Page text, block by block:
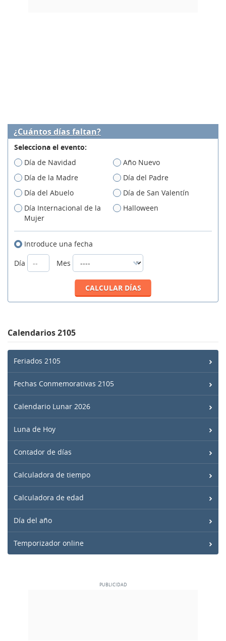
¿Cuántos días faltan?
Selecciona el evento:
Día de Navidad
Año Nuevo
Día de la Madre
Día del Padre
Día del Abuelo
Día de San Valentín
Día Internacional de la
Mujer
Halloween
Introduce una fecha
Día
Mes
Calendarios 2105
Feriados 2105
Fechas Conmemorativas 2105
Calendario Lunar 2026
Luna de Hoy
Contador de días
Calculadora de tiempo
Calculadora de edad
Día del año
Temporizador online